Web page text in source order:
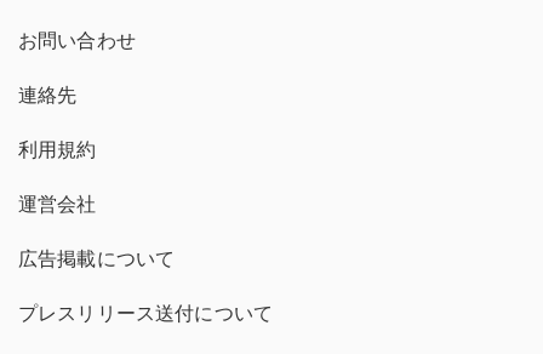
お問い合わせ
連絡先
利用規約
運営会社
広告掲載について
プレスリリース送付について